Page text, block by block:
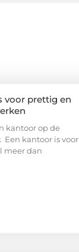
voor prettig en
kantoor op de
kantoor is voor
meer dan